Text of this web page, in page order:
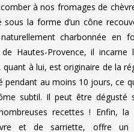
à nos fromages de
sous la forme d’un cône
charbonnée en
Hautes-Provence, il incarne
quant à lui, est originaire de la
pendant au moins 10 jours, ce
subtil. Il peut être dégusté
recettes ! Enfin,
et de sarriette, offre un